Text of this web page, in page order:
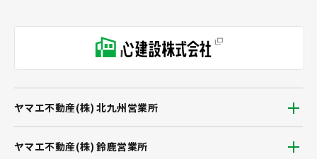
ヤマエ不動産(株) 北九州営業所
ヤマエ不動産(株) 鈴鹿営業所